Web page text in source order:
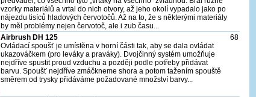
vzorky materiálů a vrtal do nich otvory, až jeho okolí vypadalo jako po
nájezdu tisíců hladových červotočů. Až na to, že s některými materiály
by měl problémy nejen červotoč, ale i zub času...
Airbrush DH 125
Ovládací spoušť je umístěna v horní části tak, aby se dala ovládat
ukazováčkem (pro leváky a praváky). Dvojčinný systém umožňuje
nejdříve spustit proud vzduchu a později podle potřeby přidávat
barvu. Spoušť nejdříve zmáčkneme shora a potom tažením spouště
směrem od trysky přidáváme požadované množství barvy...
68